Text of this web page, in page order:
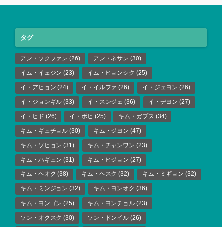
タグ
アン・ソクファン (26) アン・ネサン (30)
イム・イェジン (23) イム・ヒョンシク (25)
イ・アヒョン (24) イ・イルファ (26) イ・ジェヨン (26)
イ・ジョンギル (33) イ・スンジェ (36) イ・デヨン (27)
イ・ヒド (26) イ・ボヒ (25) キム・ガプス (34)
キム・ギュチョル (30) キム・ジヨン (47)
キム・ソヒョン (31) キム・チャンワン (23)
キム・ハギュン (31) キム・ヒジョン (27)
キム・ヘオク (38) キム・ヘスク (32) キム・ミギョン (32)
キム・ミンジョン (32) キム・ヨンオク (36)
キム・ヨンゴン (25) キム・ヨンチョル (23)
ソン・オクスク (30) ソン・ドンイル (26)